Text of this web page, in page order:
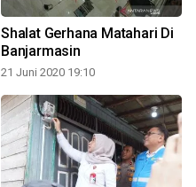
Shalat Gerhana Matahari Di
Banjarmasin
21 Juni 2020 19:10